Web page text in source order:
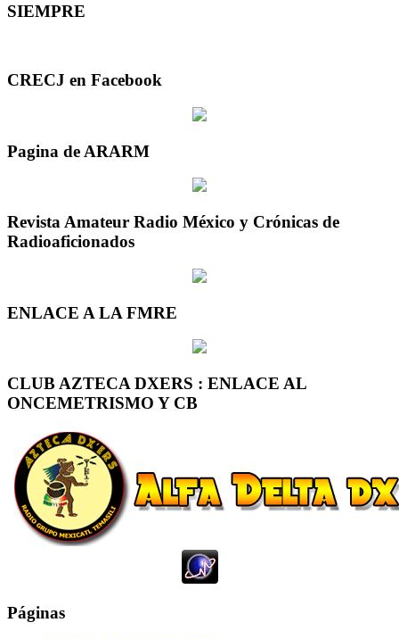
SIEMPRE
CRECJ en Facebook
Pagina de ARARM
Revista Amateur Radio México y Crónicas de
Radioaficionados
ENLACE A LA FMRE
CLUB AZTECA DXERS : ENLACE AL
ONCEMETRISMO Y CB
Páginas